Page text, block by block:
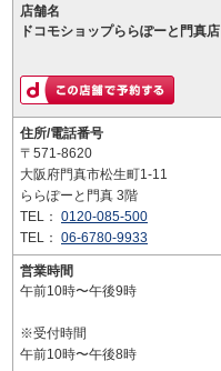
店舗名
ドコモショップららぽーと門真店
住所/電話番号
〒571-8620
大阪府門真市松生町1-11
ららぽーと門真 3階
TEL： 0120-085-500
TEL： 06-6780-9933
営業時間
午前10時〜午後9時
※受付時間
午前10時〜午後8時